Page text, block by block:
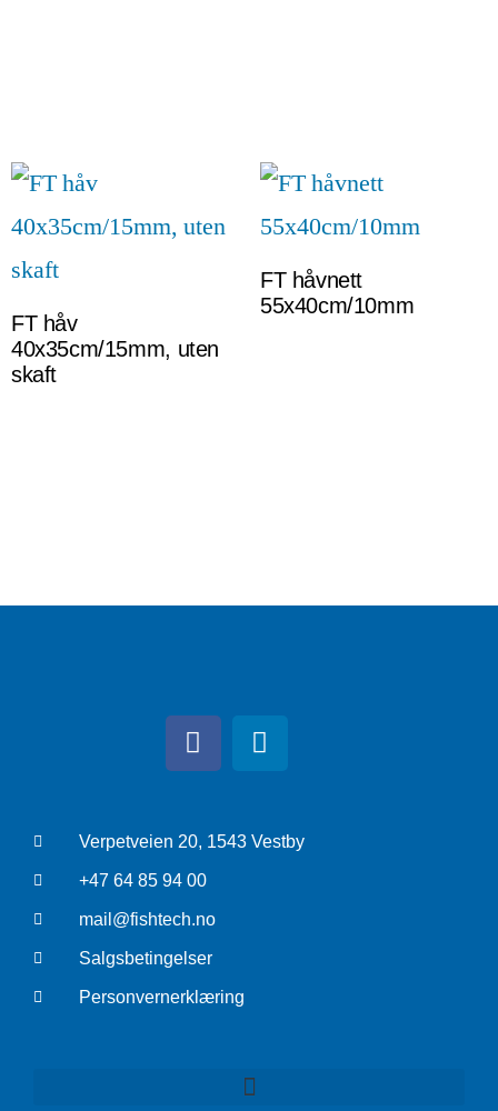
FT håv
40x35cm/15mm, uten
skaft
FT håvnett
55x40cm/10mm
Verpetveien 20, 1543 Vestby
+47 64 85 94 00
mail@fishtech.no
Salgsbetingelser
Personvernerklæring